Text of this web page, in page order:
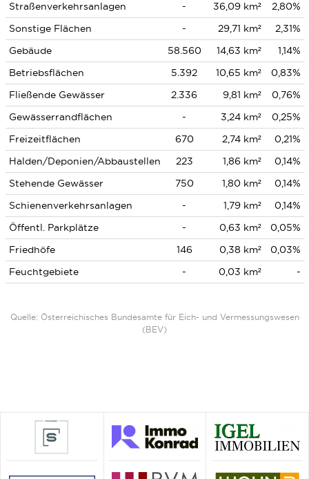
Straßenverkehrsanlagen
- 36,09 km²
2,80%
Sonstige Flächen
- 29,71 km²
2,31%
Gebäude
58.560 14,63 km²
1,14%
Betriebsflächen
5.392 10,65 km²
0,83%
Fließende Gewässer
2.336 9,81 km²
0,76%
Gewässerrandflächen
- 3,24 km²
0,25%
Freizeitflächen
670 2,74 km²
0,21%
Halden/Deponien/Abbaustellen
223 1,86 km²
0,14%
Stehende Gewässer
750 1,80 km²
0,14%
Schienenverkehrsanlagen
- 1,79 km²
0,14%
Öffentl. Parkplätze
- 0,63 km²
0,05%
Friedhöfe
146 0,38 km²
0,03%
Feuchtgebiete
- 0,03 km² -
Quelle: Österreichisches Bundesamte für Eich- und Vermessungswesen
(BEV)